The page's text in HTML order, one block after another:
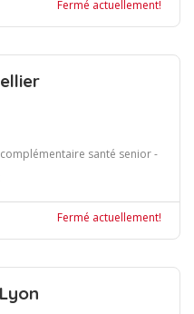
Fermé actuellement!
santé senior -
Fermé actuellement!